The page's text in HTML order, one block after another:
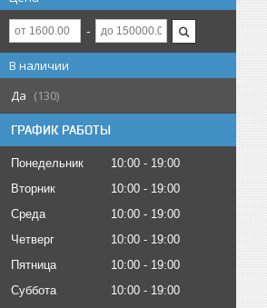
В наличии
Да
130
ГРАФИК РАБОТЫ
Понедельник 10:00
19:00
Вторник
10:00
19:00
Среда
10:00
19:00
Четверг
10:00
19:00
Пятница
10:00
19:00
Суббота
10:00
19:00